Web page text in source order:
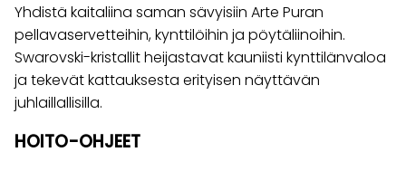
Yhdistä kaitaliina saman sävyisiin Arte Puran
pellavaservetteihin, kynttilöihin ja pöytäliinoihin.
Swarovski-kristallit heijastavat kauniisti kynttilänvaloa
ja tekevät kattauksesta erityisen näyttävän
juhlaillallisilla.
HOITO-OHJEET